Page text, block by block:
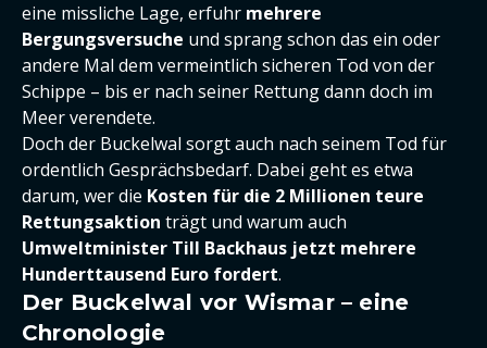
eine missliche Lage, erfuhr mehrere
Bergungsversuche und sprang schon das ein oder
andere Mal dem vermeintlich sicheren Tod von der
Schippe – bis er nach seiner Rettung dann doch im
Meer verendete.
Doch der Buckelwal sorgt auch nach seinem Tod für
ordentlich Gesprächsbedarf. Dabei geht es etwa
darum, wer die Kosten für die 2 Millionen teure
Rettungsaktion trägt und warum auch
Umweltminister Till Backhaus jetzt mehrere
Hunderttausend Euro fordert.
Der Buckelwal vor Wismar – eine
Chronologie